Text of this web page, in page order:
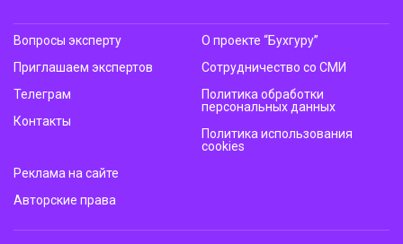
Вопросы эксперту
Приглашаем экспертов
Телеграм
Контакты
О проекте “Бухгуру”
Сотрудничество со СМИ
Политика обработки
персональных данных
Политика использования
cookies
Реклама на сайте
Авторские права